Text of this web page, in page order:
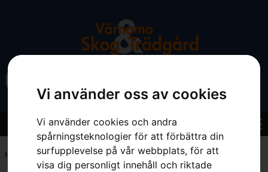
Vi använder oss av cookies
Vi använder cookies och andra
spårningsteknologier för att förbättra din
surfupplevelse på vår webbplats, för att
visa dig personligt innehåll och riktade
Hem 4.5